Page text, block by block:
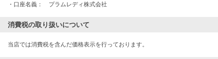
・口座名義：　プラムレディ株式会社
消費税の取り扱いについて
当店では消費税を含んだ価格表示を行っております。